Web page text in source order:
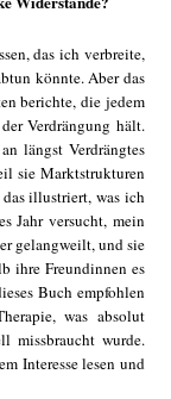
das ich verbreite,
könnte. Aber das
berichte, die jedem
Verdrängung hält.
längst Verdrängtes
sie Marktstrukturen
illustriert, was ich
Jahr versucht, mein
gelangweilt, und sie
ihre Freundinnen es
Buch empfohlen
was absolut
missbraucht wurde.
Interesse lesen und